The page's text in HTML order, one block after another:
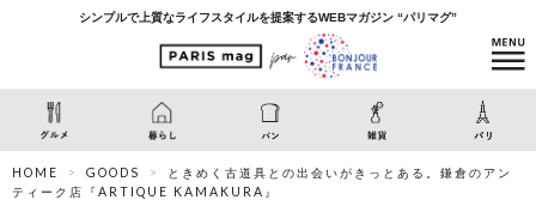
シンプルで上質なライフスタイルを提案するWEBマガジン “パリマグ”
HOME GOODS
ときめく古道具との出会いがきっとある。鎌倉のアン
ティーク店『ARTIQUE KAMAKURA』